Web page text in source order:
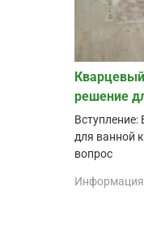
решение
для ванной
вопрос
Информация